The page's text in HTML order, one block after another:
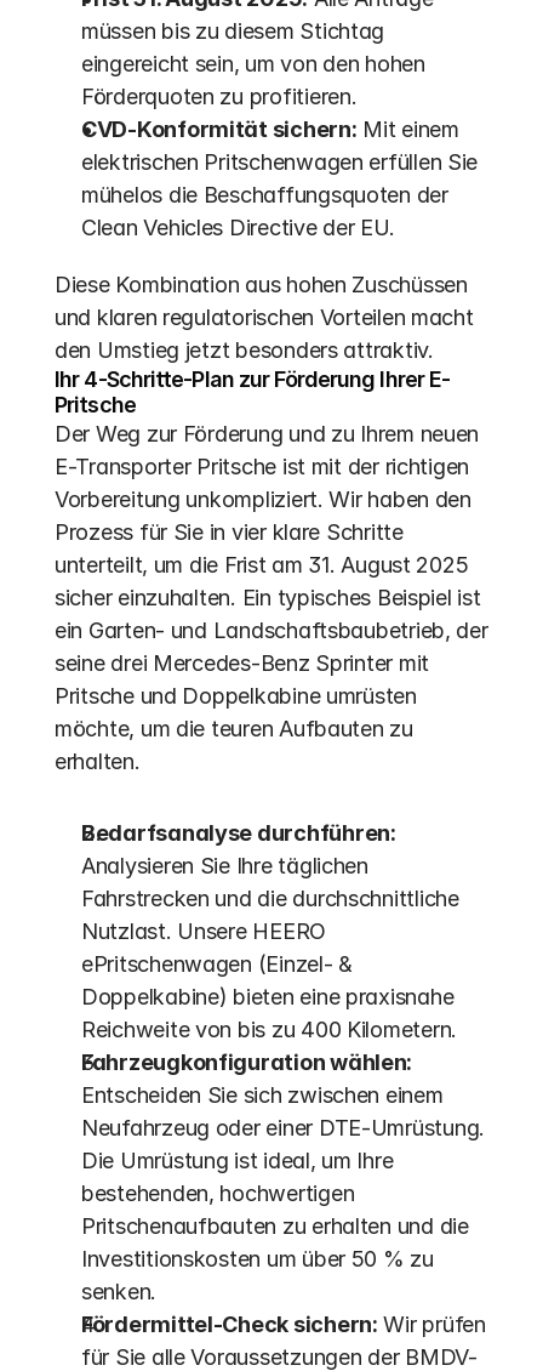
müssen bis zu diesem Stichtag
eingereicht sein, um von den hohen
Förderquoten zu profitieren.
CVD-Konformität sichern: Mit einem
elektrischen Pritschenwagen erfüllen Sie
mühelos die Beschaffungsquoten der
Clean Vehicles Directive der EU.
Diese Kombination aus hohen Zuschüssen
und klaren regulatorischen Vorteilen macht
den Umstieg jetzt besonders attraktiv.
Ihr 4-Schritte-Plan zur Förderung Ihrer E-
Pritsche
Der Weg zur Förderung und zu Ihrem neuen
E-Transporter Pritsche ist mit der richtigen
Vorbereitung unkompliziert. Wir haben den
Prozess für Sie in vier klare Schritte
unterteilt, um die Frist am 31. August 2025
sicher einzuhalten. Ein typisches Beispiel ist
ein Garten- und Landschaftsbaubetrieb, der
seine drei Mercedes-Benz Sprinter mit
Pritsche und Doppelkabine umrüsten
möchte, um die teuren Aufbauten zu
erhalten.
Bedarfsanalyse durchführen:
Analysieren Sie Ihre täglichen
Fahrstrecken und die durchschnittliche
Nutzlast. Unsere HEERO
ePritschenwagen (Einzel- &
Doppelkabine) bieten eine praxisnahe
Reichweite von bis zu 400 Kilometern.
Fahrzeugkonfiguration wählen:
Entscheiden Sie sich zwischen einem
Neufahrzeug oder einer DTE-Umrüstung.
Die Umrüstung ist ideal, um Ihre
bestehenden, hochwertigen
Pritschenaufbauten zu erhalten und die
Investitionskosten um über 50 % zu
senken.
Fördermittel-Check sichern: Wir prüfen
für Sie alle Voraussetzungen der BMDV-